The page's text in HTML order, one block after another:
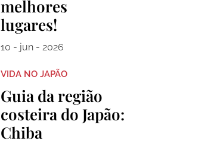
melhores
lugares!
10 - jun - 2026
VIDA NO JAPÃO
Guia da região
costeira do Japão:
Chiba